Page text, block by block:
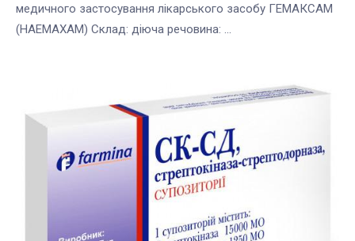
медичного застосування лікарського засобу ГЕМАКСАМ
(HAEMAXAM) Склад: діюча речовина: ...